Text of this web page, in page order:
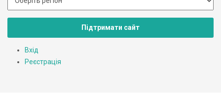
Підтримати сайт
Вхід
Реєстрація